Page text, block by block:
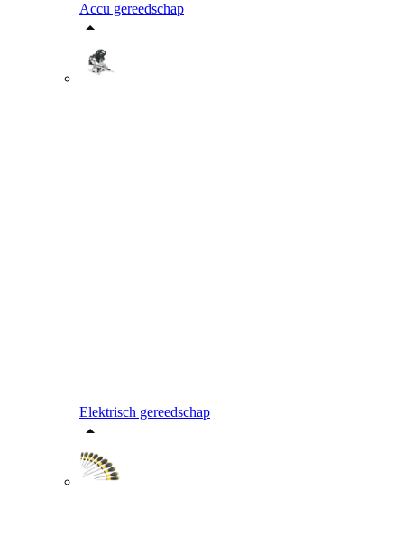
Accu gereedschap
Elektrisch gereedschap